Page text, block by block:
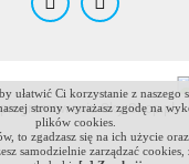
ułatwić Ci korzystanie z naszego
strony wyrażasz zgodę na
plików cookies.
to zgadzasz się na ich użycie
samodzielnie zarządzać
ANTCLABSSky-Shop.pl